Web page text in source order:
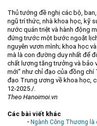
Thủ tướng đề nghị các bộ,
ngũ trí thức, nhà khoa học, kỹ
nước quán triệt và hành động
đứng trước một bước ngoặt
nguyên vươn mình; khoa học
mà là con đường duy nhất để
chất lượng tăng trưởng và bảo
mới” như chỉ đạo của đồng chí
đạo Trung ương về khoa học,
12-2025./.
Theo Hanoimoi.vn
Các bài viết khác
• Ngành Công Thương